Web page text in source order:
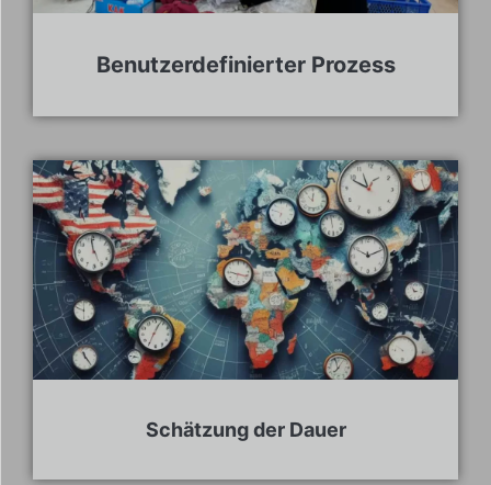
Benutzerdefinierter Prozess
Schätzung der Dauer